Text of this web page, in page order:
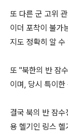
또 다른 군 고위
이더 포착이 불가
지도 정확히 알
또 "북한의 반 잠
이며, 당시 특이
결국 북의 반 잠
용 헬기인 링스